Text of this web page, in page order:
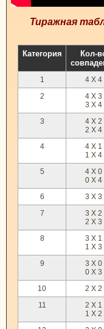
Тиражная
Категория
Кол-
1 4 X 4
2
4 X 3
3 X 4
3
4 X 2
2 X 4
4
4 X 1
1 X 4
5
4 X 0
0 X 4
6 3 X 3
7
3 X 2
2 X 3
8
3 X 1
1 X 3
9
3 X 0
0 X 3
10 2 X 2
11
2 X 1
1 X 2